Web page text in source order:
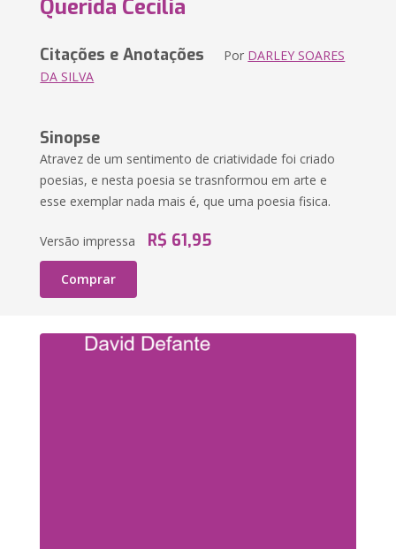
Querida Cecília
Citações e Anotações Por DARLEY SOARES
DA SILVA
Sinopse
Atravez de um sentimento de criatividade foi criado
poesias, e nesta poesia se trasnformou em arte e
esse exemplar nada mais é, que uma poesia fisica.
Versão impressa R$ 61,95
Comprar